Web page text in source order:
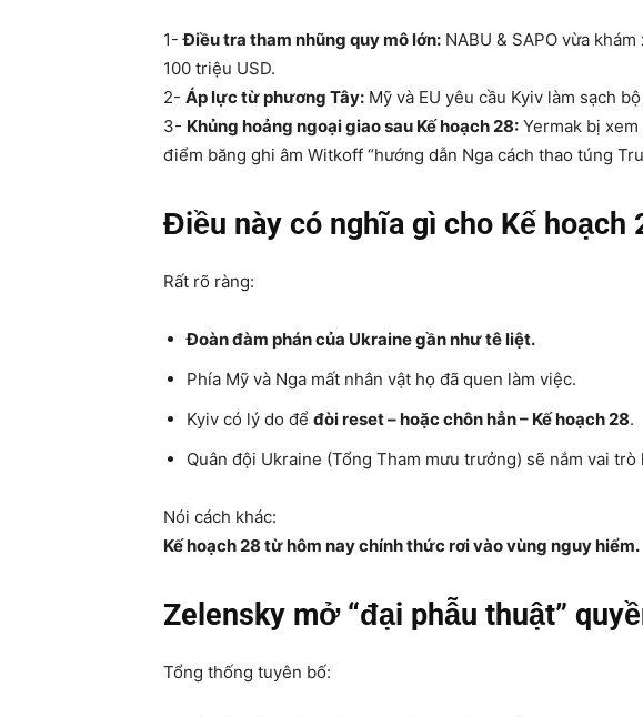
1-Điều tra tham nhũng quy mô lớn: NABU & SAPO vừa
100 triệu USD.
2- Áp lực từ phương Tây: Mỹ và EU yêu cầu Kyiv làm sạch
3- Khủng hoảng ngoại giao sau Kế hoạch 28: Yermak bị
điểm băng ghi âm Witkoff “hướng dẫn Nga cách thao túng
Điều này có nghĩa gì cho Kế hoạch
Rất rõ ràng:
Đoàn đàm phán của Ukraine gần như tê liệt.
Phía Mỹ và Nga mất nhân vật họ đã quen làm việc.
Kyiv có lý do để đòi reset – hoặc chôn hẳn – Kế hoạch 28.
Quân đội Ukraine (Tổng Tham mưu trưởng) sẽ nắm vai
Nói cách khác:
Kế hoạch 28 từ hôm nay chính thức rơi vào vùng nguy hiểm.
Zelensky mở “đại phẫu thuật”
Tổng thống tuyên bố: